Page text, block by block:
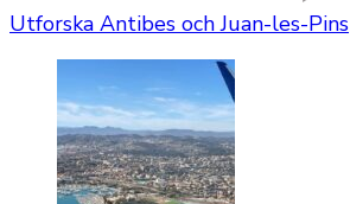
Utforska Antibes och Juan-les-Pins